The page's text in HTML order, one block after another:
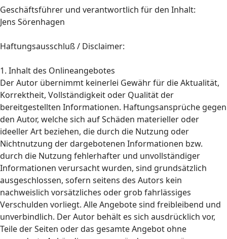
Geschäftsführer und verantwortlich für den Inhalt:
Jens Sörenhagen
Haftungsausschluß / Disclaimer:
1. Inhalt des Onlineangebotes
Der Autor übernimmt keinerlei Gewähr für die Aktualität,
Korrektheit, Vollständigkeit oder Qualität der
bereitgestellten Informationen. Haftungsansprüche gegen
den Autor, welche sich auf Schäden materieller oder
ideeller Art beziehen, die durch die Nutzung oder
Nichtnutzung der dargebotenen Informationen bzw.
durch die Nutzung fehlerhafter und unvollständiger
Informationen verursacht wurden, sind grundsätzlich
ausgeschlossen, sofern seitens des Autors kein
nachweislich vorsätzliches oder grob fahrlässiges
Verschulden vorliegt. Alle Angebote sind freibleibend und
unverbindlich. Der Autor behält es sich ausdrücklich vor,
Teile der Seiten oder das gesamte Angebot ohne